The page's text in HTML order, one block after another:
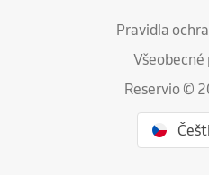
Pravidla
Reservio ©